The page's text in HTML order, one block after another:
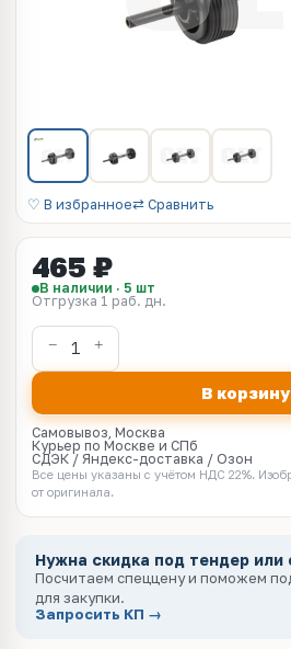
♡ В избранное⇄ Сравнить
465 ₽
В наличии · 5 шт
Отгрузка 1 раб. дн.
В корзину
Самовывоз, Москва
Курьер по Москве и СПб
СДЭК / Яндекс-доставка / Озон
Все цены указаны с учётом НДС 22%.
от оригинала.
Нужна скидка под тендер или
Посчитаем спеццену и поможем
для закупки.
Запросить КП →